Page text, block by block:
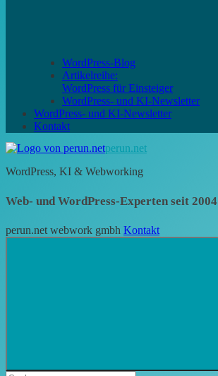
WordPress-Blog
Artikelreihe:
WordPress für Einsteiger
WordPress- und KI-Newsletter
WordPress- und KI-Newsletter
Kontakt
perun.net
WordPress, KI & Webworking
Web- und WordPress-Experten seit 2004
perun.net webwork gmbh Kontakt
öffnen